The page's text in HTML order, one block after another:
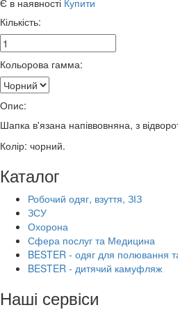
Кількість:
Кольорова гамма:
Опис:
Шапка в'язана напіввовняна, з
Колір: чорний.
Каталог
Робочий одяг, взуття, ЗІЗ
ЗСУ
Охорона
Сфера послуг та Медицина
BESTER - одяг для полювання
BESTER - дитячий камуфляж
Наші сервіси